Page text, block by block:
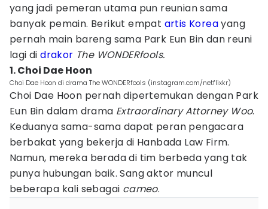
yang jadi pemeran utama pun reunian sama
banyak pemain. Berikut empat artis Koreayang
pernah main bareng sama Park Eun Bin dan reuni
lagi didrakor The WONDERfools.
1. Choi Dae Hoon
Choi Dae Hoon di drama The WONDERfools (instagram.com/netflixkr)
Choi Dae Hoon pernah dipertemukan dengan Park
Eun Bin dalam drama Extraordinary Attorney Woo.
Keduanya sama-sama dapat peran pengacara
berbakat yang bekerja di Hanbada Law Firm.
Namun, mereka berada di tim berbeda yang tak
punya hubungan baik. Sang aktor muncul
beberapa kali sebagai cameo.